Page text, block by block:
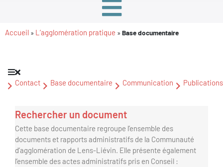
Accueil » L’agglomération pratique » Base documentaire
Contact Base documentaire Communication Publications
Rechercher un document
Cette base documentaire regroupe l’ensemble des
documents et rapports administratifs de la Communauté
d’agglomération de Lens-Liévin. Elle présente également
l’ensemble des actes administratifs pris en Conseil :